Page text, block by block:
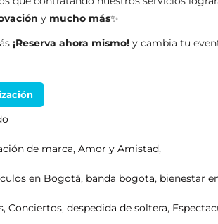
y mucho más✨
¡Reserva ahora mismo! y cambia tu
de marca,Amor y Amistad,
en Bogotá, banda bogota, bienestar
,Conciertos,despedida de soltera,